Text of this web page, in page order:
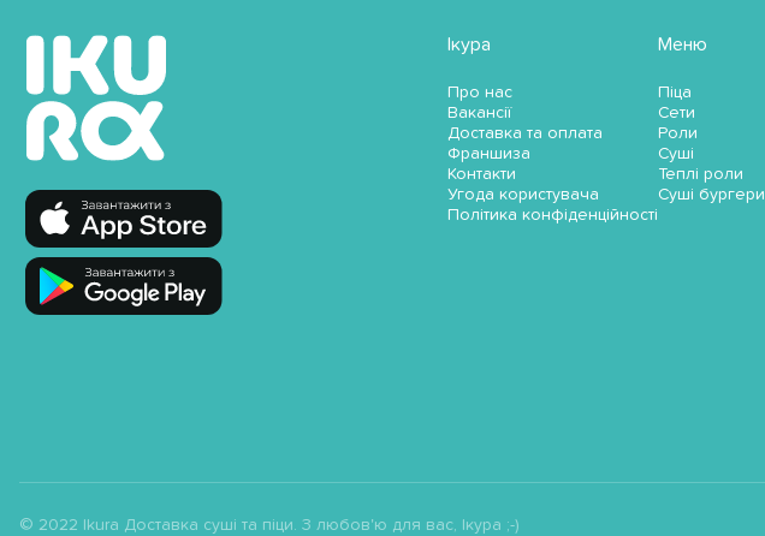
Ікура
Про нас
Вакансії
Доставка та оплата
Франшиза
Контакти
Угода користувача
Політика конфіденційності
Меню
Піца
Сети
Роли
Суші
Теплі роли
Суші бургери
© 2022 Ikura Доставка суші та піци. З любов'ю для вас, Ікура ;-)